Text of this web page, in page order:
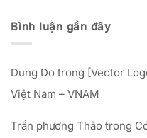
phụ
nữ
25/09
đến
20/10/2025
lễ
vật
Tổ
xưởng
in
hiệu
quả
với
số
Bình luận gần đây
Dung Do trong [Vector
Việt Nam – VNAM
Trần phương Thảo trong